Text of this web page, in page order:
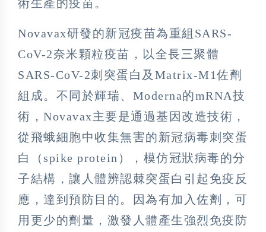
術生產的疫苗。
Novavax研發的新冠疫苗為重組SARS-
CoV-2奈米顆粒疫苗，以全長三聚體
SARS-CoV-2刺突蛋白及Matrix-M1佐劑
組成。不同於輝瑞、Moderna的mRNA技
術，Novavax主要是通過基因改造技術，
從飛蛾細胞中收集無害的新冠病毒刺突蛋
白（spike protein），模仿冠狀病毒的分
子結構，讓人體辨認棘突蛋白引起免疫反
應，達到預防目的。因為有加入佐劑，可
用更少的劑量，激發人體產生強烈免疫防